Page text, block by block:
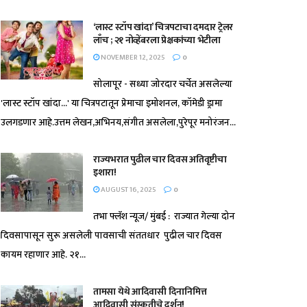
‘लास्ट स्टॉप खांदा’ चित्रपटाचा दमदार ट्रेलर
लाँच ; २१ नोव्हेंबरला प्रेक्षकांच्या भेटीला
NOVEMBER 12, 2025 0
सोलापूर - सध्या जोरदार चर्चेत असलेल्या
'लास्ट स्टॉप खांदा...' या चित्रपटातून प्रेमाचा इमोशनल, कॉमेडी ड्रामा
उलगडणार आहे.उत्तम लेखन,अभिनय,संगीत असलेला,पुरेपूर मनोरंजन...
राज्यभरात पुढील चार दिवस अतिवृष्टीचा
इशारा!
AUGUST 16, 2025 0
तभा फ्लॅश न्यूज/ मुंबई : राज्यात गेल्या दोन
दिवसापासून सुरू असलेली पावसाची संततधार पुढील चार दिवस
कायम रहाणार आहे. २१...
तामसा येथे आदिवासी दिनानिमित्त